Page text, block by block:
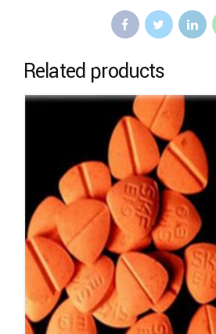
Related products